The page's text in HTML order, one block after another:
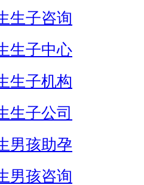
生子咨询
生子中心
生子机构
生子公司
男孩助孕
男孩咨询